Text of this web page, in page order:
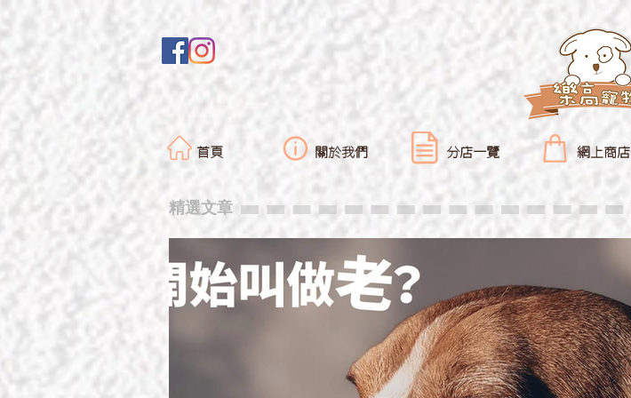
首頁 關於我們 分店一覽 網上商店
精選文章